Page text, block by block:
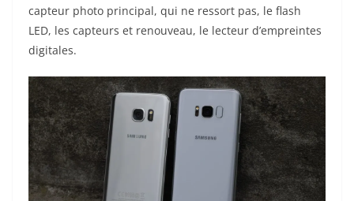
capteur photo principal, qui ne ressort pas, le flash
LED, les capteurs et renouveau, le lecteur d’empreintes
digitales.